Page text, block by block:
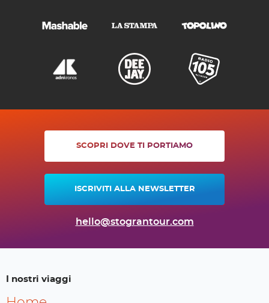
SCOPRI DOVE TI PORTIAMO
ISCRIVITI ALLA NEWSLETTER
hello@stograntour.com
I nostri viaggi